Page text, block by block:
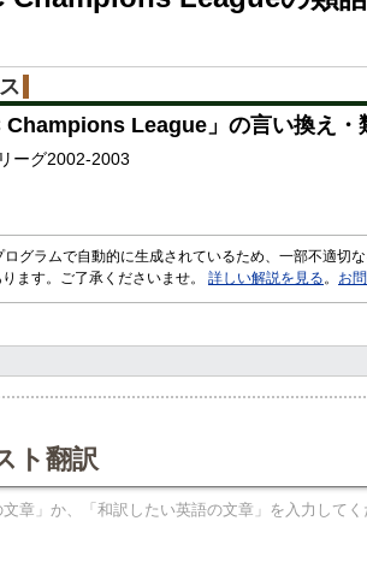
Champions League 」の言い換え・
ーグ2002-2003
グラムで自動的に生成されているため、一部不適切
ます。ご了承くださいませ。 詳しい解説を見る 。 お
ト翻訳